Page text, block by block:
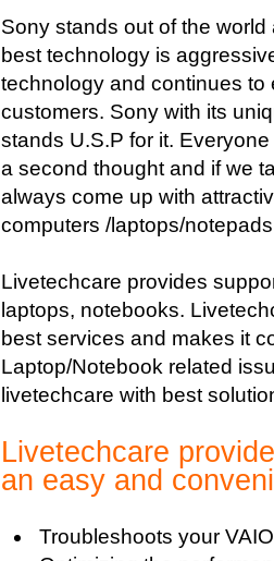
Sony stands out of the
best technology is
technology and continues to
customers. Sony with its
stands U.S.P for it.
a second thought and if we
always come up with
computers /laptops/
Livetechcare provides
laptops, notebooks.
best services and makes it
Laptop/Notebook related
livetechcare with best
Livetechcare
an easy and
Troubleshoots your